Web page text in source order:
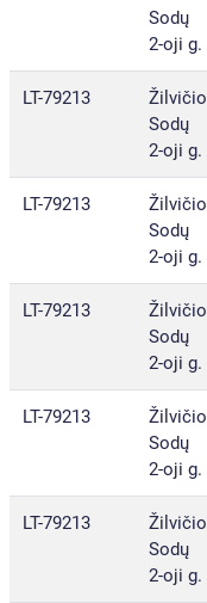
Sodų
2-oji g.
LT-79213
Žilvičio
Sodų
2-oji g.
LT-79213
Žilvičio
Sodų
2-oji g.
LT-79213
Žilvičio
Sodų
2-oji g.
LT-79213
Žilvičio
Sodų
2-oji g.
LT-79213
Žilvičio
Sodų
2-oji g.